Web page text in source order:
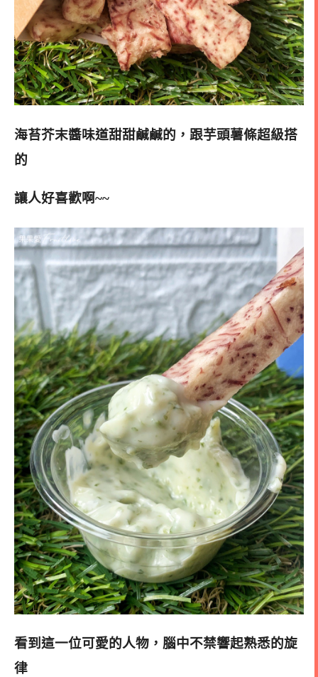
海苔芥末醬味道甜甜鹹鹹的，跟芋頭薯條超級搭
的
讓人好喜歡啊~~
看到這一位可愛的人物，腦中不禁響起熟悉的旋
律